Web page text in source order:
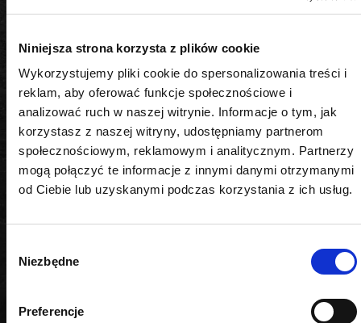
Niniejsza strona korzysta z plików cookie
Wykorzystujemy pliki cookie do spersonalizowania treści i
reklam, aby oferować funkcje społecznościowe i
analizować ruch w naszej witrynie. Informacje o tym, jak
korzystasz z naszej witryny, udostępniamy partnerom
społecznościowym, reklamowym i analitycznym. Partnerzy
mogą połączyć te informacje z innymi danymi otrzymanymi
od Ciebie lub uzyskanymi podczas korzystania z ich usług.
zgody
Niezbędne
Preferencje
Typ podnośnika
Akcesoria do podnośników warsztatowych